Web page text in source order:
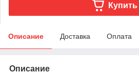
Купить
Описание Доставка Оплата
Описание